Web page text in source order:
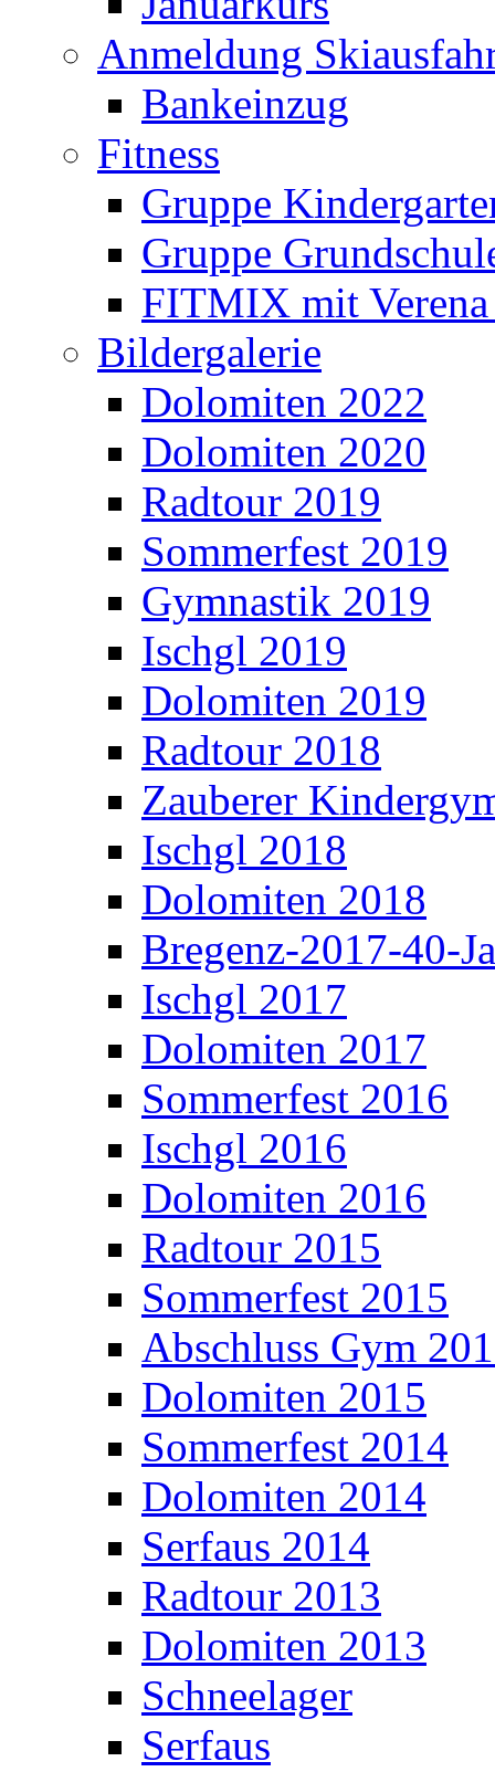
Anmeldung
Bankeinzug
Fitness
Gruppe
Gruppe
FITMIX mit
Bildergalerie
Dolomiten 2022
Dolomiten 2020
Radtour 2019
Sommerfest 2019
Gymnastik 2019
Ischgl 2019
Dolomiten 2019
Radtour 2018
Zauberer
Ischgl 2018
Dolomiten 2018
Bregenz-2017-40-
Ischgl 2017
Dolomiten 2017
Sommerfest 2016
Ischgl 2016
Dolomiten 2016
Radtour 2015
Sommerfest 2015
Abschluss Gym
Dolomiten 2015
Sommerfest 2014
Dolomiten 2014
Serfaus 2014
Radtour 2013
Dolomiten 2013
Schneelager
Serfaus